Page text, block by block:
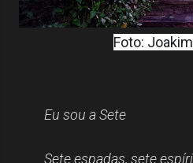
Foto:
Eu sou a Sete
Sete espadas, sete